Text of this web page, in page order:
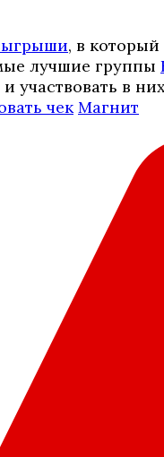
, в
лучшие группы
участвовать в
чек Магнит